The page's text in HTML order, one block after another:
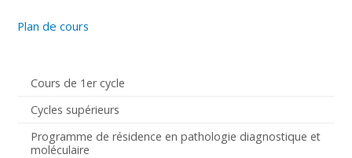
Cours de 1er cycle
Cycles supérieurs
Programme de résidence en pathologie diagnostique et
moléculaire
Plan de cours